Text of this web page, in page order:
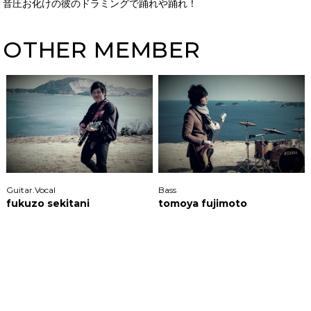
音圧お化けの彼のドラミングで踊れや踊れ！
OTHER MEMBER
Guitar.Vocal
fukuzo sekitani
Bass
tomoya fujimoto